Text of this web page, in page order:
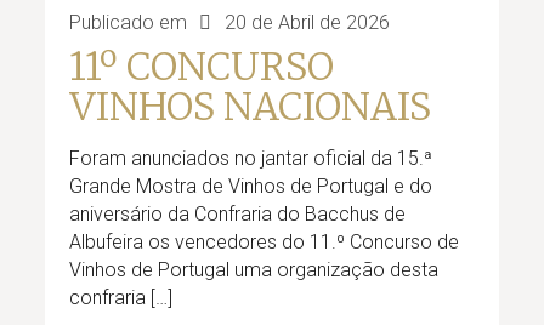
Publicado em 20 de Abril de 2026
11º CONCURSO
VINHOS NACIONAIS
Foram anunciados no jantar oficial da 15.ª
Grande Mostra de Vinhos de Portugal e do
aniversário da Confraria do Bacchus de
Albufeira os vencedores do 11.º Concurso de
Vinhos de Portugal uma organização desta
confraria […]